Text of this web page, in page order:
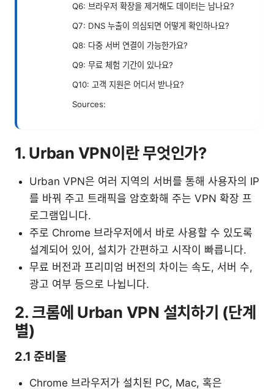
Q6: 브라우저 확장을 제거해도 데이터는 남나요?
Q7: DNS 누출이 의심되면 어떻게 확인하나요?
Q8: 다중 서버 연결이 가능한가요?
Q9: 무료 체험 기간이 있나요?
Q10: 고객 지원은 어디서 받나요?
Sources:
1. Urban VPN이란 무엇인가?
Urban VPN은 여러 지역의 서버를 통해 사용자의 IP
를 바꿔 주고 트래픽을 암호화해 주는 VPN 확장 프
로그램입니다.
주로 Chrome 브라우저에서 바로 사용할 수 있도록
설계되어 있어, 설치가 간편하고 시작이 빠릅니다.
무료 버전과 프리미엄 버전의 차이는 속도, 서버 수,
광고 여부 등으로 나뉩니다.
2. 크롬에 Urban VPN 설치하기 (단계
별)
2.1 준비물
Chrome 브라우저가 설치된 PC, Mac, 혹은